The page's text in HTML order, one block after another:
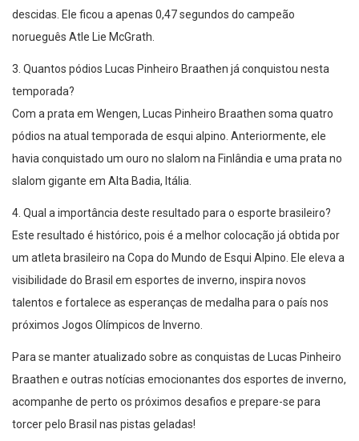
descidas. Ele ficou a apenas 0,47 segundos do campeão
norueguês Atle Lie McGrath.
3. Quantos pódios Lucas Pinheiro Braathen já conquistou nesta
temporada?
Com a prata em Wengen, Lucas Pinheiro Braathen soma quatro
pódios na atual temporada de esqui alpino. Anteriormente, ele
havia conquistado um ouro no slalom na Finlândia e uma prata no
slalom gigante em Alta Badia, Itália.
4. Qual a importância deste resultado para o esporte brasileiro?
Este resultado é histórico, pois é a melhor colocação já obtida por
um atleta brasileiro na Copa do Mundo de Esqui Alpino. Ele eleva a
visibilidade do Brasil em esportes de inverno, inspira novos
talentos e fortalece as esperanças de medalha para o país nos
próximos Jogos Olímpicos de Inverno.
Para se manter atualizado sobre as conquistas de Lucas Pinheiro
Braathen e outras notícias emocionantes dos esportes de inverno,
acompanhe de perto os próximos desafios e prepare-se para
torcer pelo Brasil nas pistas geladas!